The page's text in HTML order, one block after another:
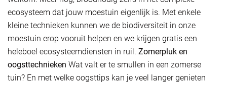
ecosysteem dat jouw moestuin eigenlijk is. Met enkele
kleine technieken kunnen we de biodiversiteit in onze
moestuin erop vooruit helpen en we krijgen gratis een
heleboel ecosysteemdiensten in ruil. Zomerpluk en
oogsttechnieken Wat valt er te smullen in een zomerse
tuin? En met welke oogsttips kan je veel langer genieten